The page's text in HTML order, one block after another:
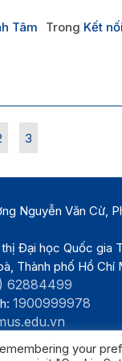
Tâm Trong Kết
3
Nguyễn Văn Cừ,
Đại học Quốc gia
Thành phố Hồ Chí
62884499
1900999978
your